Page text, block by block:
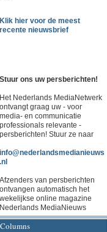
Klik hier voor de meest
recente nieuwsbrief
Stuur ons uw persberichten!
Het Nederlands MediaNetwerk
ontvangt graag uw - voor
media- en communicatie
professionals relevante -
persberichten! Stuur ze naar
info@nederlandsmedianieuws
.nl
Afzenders van persberichten
ontvangen automatisch het
wekelijkse online magazine
Nederlands MediaNieuws
Columns